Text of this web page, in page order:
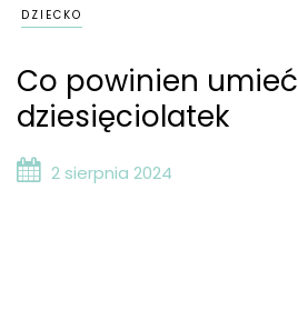
DZIECKO
Co powinien umieć
dziesięciolatek
2 sierpnia 2024